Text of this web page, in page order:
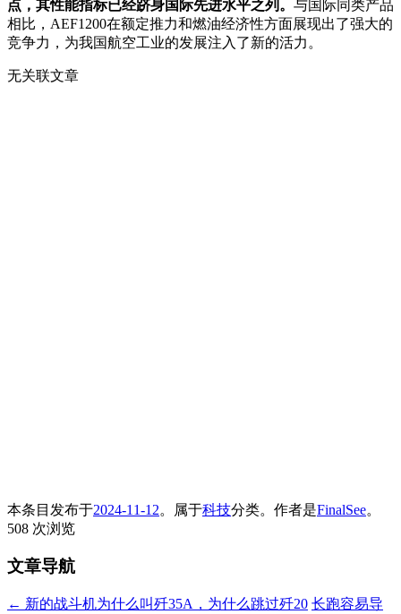
点，其性能指标已经跻身国际先进水平之列。 与国际同类产品
相比，AEF1200在额定推力和燃油经济性方面展现出了强大的
竞争力，为我国航空工业的发展注入了新的活力。
无关联文章
本条目发布于2024-11-12。属于科技分类。 作者是FinalSee。
508 次浏览
文章导航
← 新的战斗机为什么叫歼35A，为什么跳过歼20 长跑容易导